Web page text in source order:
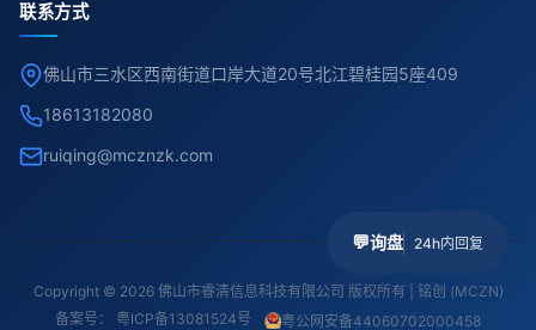
联系方式
佛山市三水区西南街道口岸大道20号北江碧桂园5座409
18613182080
ruiqing@mcznzk.com
Copyright © 2026 佛山市睿清信息科技有限公司 版权所有 | 铭创 (MCZN)
备案号： 粤ICP备13081524号 粤公网安备44060702000458
💬询盘 24h内回复